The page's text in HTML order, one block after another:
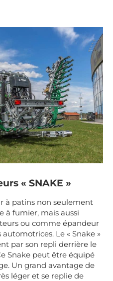
« SNAKE »
à patins non seulement
à fumier, mais aussi
ou comme épandeur
Le « Snake »
par son repli derrière le
Snake peut être équipé
Un grand avantage de
léger et se replie de